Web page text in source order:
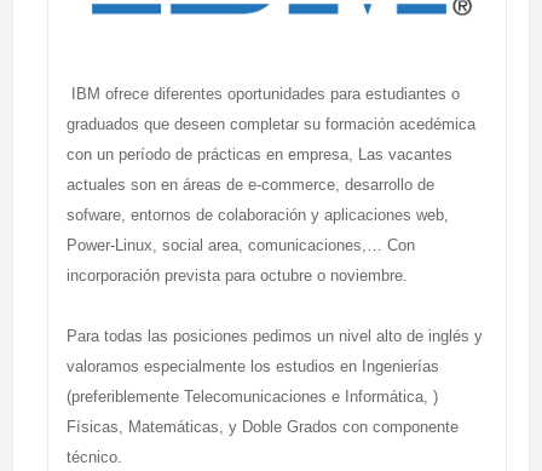
IBM ofrece diferentes oportunidades para estudiantes o
graduados que deseen completar su formación acedémica
con un período de prácticas en empresa, Las vacantes
actuales son en áreas de e-commerce, desarrollo de
sofware, entornos de colaboración y aplicaciones web,
Power-Linux, social area, comunicaciones,… Con
incorporación prevista para octubre o noviembre.
Para todas las posiciones pedimos un nivel alto de inglés y
valoramos especialmente los estudios en Ingenierías
(preferiblemente Telecomunicaciones e Informática, )
Físicas, Matemáticas, y Doble Grados con componente
técnico.